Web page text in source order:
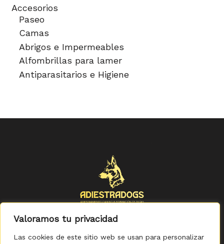
Valoramos tu privacidad
Las cookies de este sitio web se usan para personalizar
Accesorios
Paseo
Camas
Abrigos e Impermeables
Alfombrillas para lamer
Antiparasitarios e Higiene